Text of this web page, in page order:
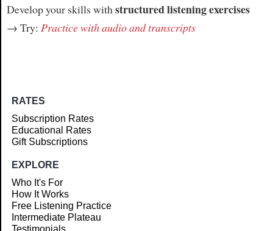
Develop your skills with structured listening exercises
→ Try: Practice with audio and transcripts
RATES
Subscription Rates
Educational Rates
Gift Subscriptions
EXPLORE
Who It's For
How It Works
Free Listening Practice
Intermediate Plateau
Testimonials